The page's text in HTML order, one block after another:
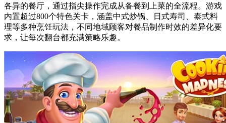
各异的餐厅，通过指尖操作完成从备餐到上菜的全流程。游戏
内置超过800个特色关卡，涵盖中式炒锅、日式寿司、泰式料
理等多种烹饪玩法，不同地域顾客对餐品制作时效的差异化要
求，让每次翻台都充满策略乐趣。